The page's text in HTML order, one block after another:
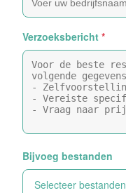
Verzoeksbericht *
Bijvoeg bestanden
Selecteer bestanden